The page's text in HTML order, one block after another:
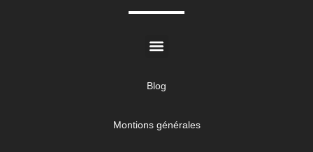
Blog
Montions générales